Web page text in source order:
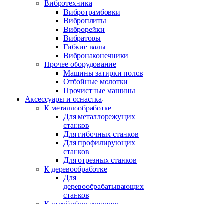
Вибротехника
Вибротрамбовки
Виброплиты
Виброрейки
Вибраторы
Гибкие валы
Вибронаконечники
Прочее оборудование
Машины затирки полов
Отбойные молотки
Прочистные машины
Аксeccyapы и оснастка
К металлообработке
Для металлорежущих
станков
Для гибочных станков
Для профилирующих
станков
Для отрезных станков
К деревообработке
Для
деревообрабатывающих
станков